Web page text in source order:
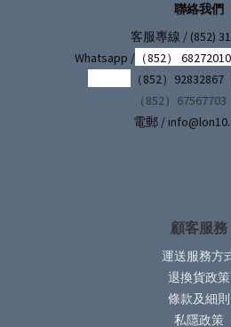
聯絡我們
客服專線 / (852)
Whatsapp /（852） 68272010
（852）92832867
（852）67567703（
電郵 /
顧客服務
運送服務方
退換貨政策
條款及細則
私隱政策